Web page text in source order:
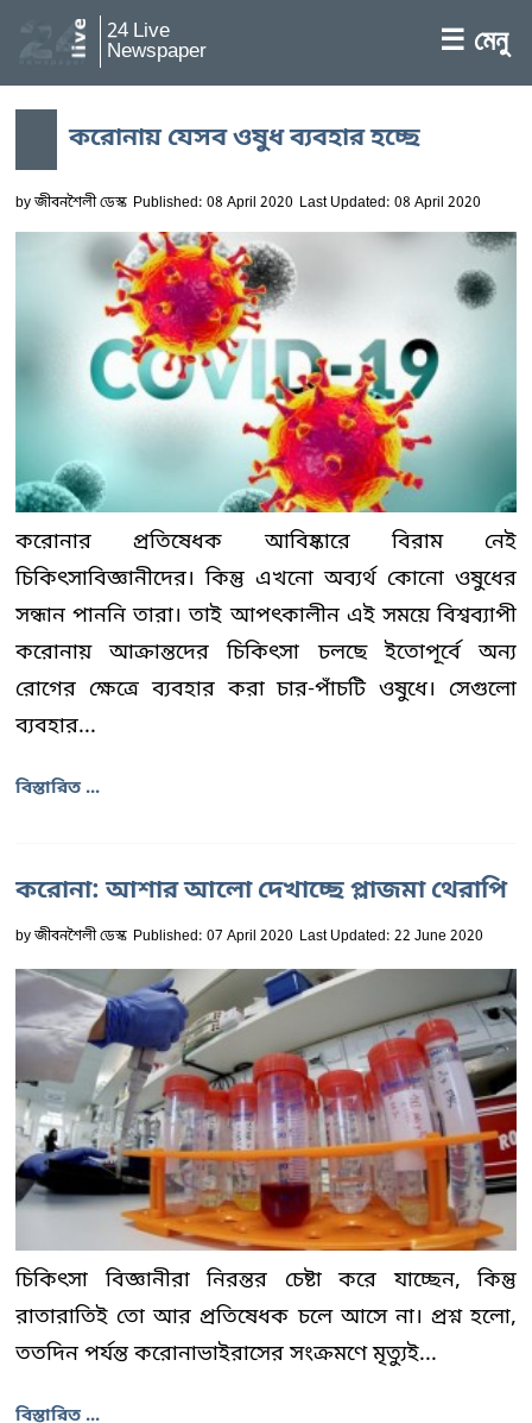
24 Live
Newspaper ☰ মেনু
করোনায় যেসব ওষুধ ব্যবহার হচ্ছে
byজীবনশৈলী ডেস্ক Published: 08 April 2020 Last Updated: 08 April 2020
করোনার প্রতিষেধক আবিষ্কারে বিরাম নেই
চিকিৎসাবিজ্ঞানীদের। কিন্তু এখনো অব্যর্থ কোনো ওষুধের
সন্ধান পাননি তারা। তাই আপৎকালীন এই সময়ে বিশ্বব্যাপী
করোনায় আক্রান্তদের চিকিৎসা চলছে ইতোপূর্বে অন্য
রোগের ক্ষেত্রে ব্যবহার করা চার-পাঁচটি ওষুধে। সেগুলো
ব্যবহার...
বিস্তারিত ...
করোনা: আশার আলো দেখাচ্ছে প্লাজমা থেরাপি
byজীবনশৈলী ডেস্ক Published: 07 April 2020 Last Updated: 22 June 2020
চিকিৎসা বিজ্ঞানীরা নিরন্তর চেষ্টা করে যাচ্ছেন, কিন্তু
রাতারাতিই তো আর প্রতিষেধক চলে আসে না। প্রশ্ন হলো,
ততদিন পর্যন্ত করোনাভাইরাসের সংক্রমণে মৃত্যুই...
বিস্তারিত ...